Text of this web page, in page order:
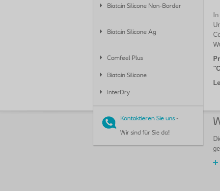
Biatain Silicone Non-Border
Biatain Silicone Ag
Comfeel Plus
Biatain Silicone
InterDry
Kontaktieren Sie uns -
Wir sind für Sie da!